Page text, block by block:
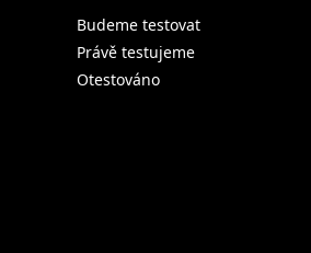
Budeme testovat
Právě testujeme
Otestováno